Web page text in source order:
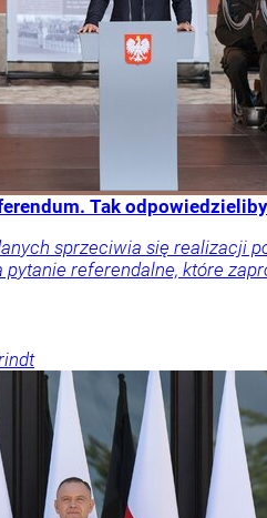
Tak
sprzeciwia się realizacji
referendalne, które